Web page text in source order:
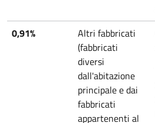
0,91%
Altri fabbricati
(fabbricati
diversi
dall'abitazione
principale e dai
fabbricati
appartenenti al